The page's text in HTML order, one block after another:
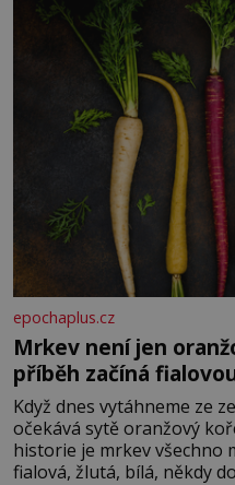
rozhodla stávkovat. Cvičte
epochaplus.cz
Mrkev není jen
příběh začíná
Když dnes vytáhneme ze
očekává sytě oranžový
historie je mrkev všechno
fialová, žlutá, bílá, někdy